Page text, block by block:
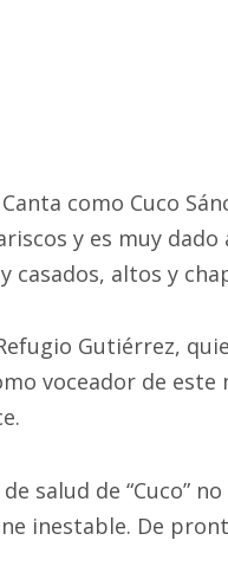
Canta como Cuco
y es muy
casados, altos y
Gutiérrez,
voceador de
salud de “Cuco”
inestable. De